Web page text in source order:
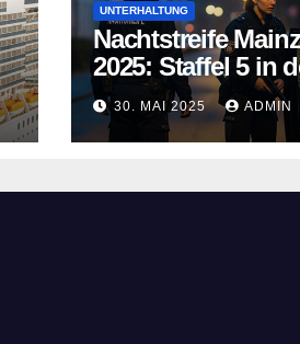
UNTERHALTUNG
Nachtstreife Mainz
2025: Staffel 5 in
ARD Mediathek
30. MAI 2025 ADMIN